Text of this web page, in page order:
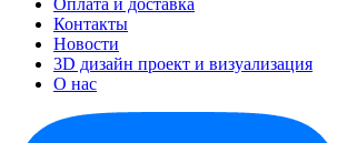
Оплата и доставка
Контакты
Новости
3D дизайн проект и визуализация
О нас